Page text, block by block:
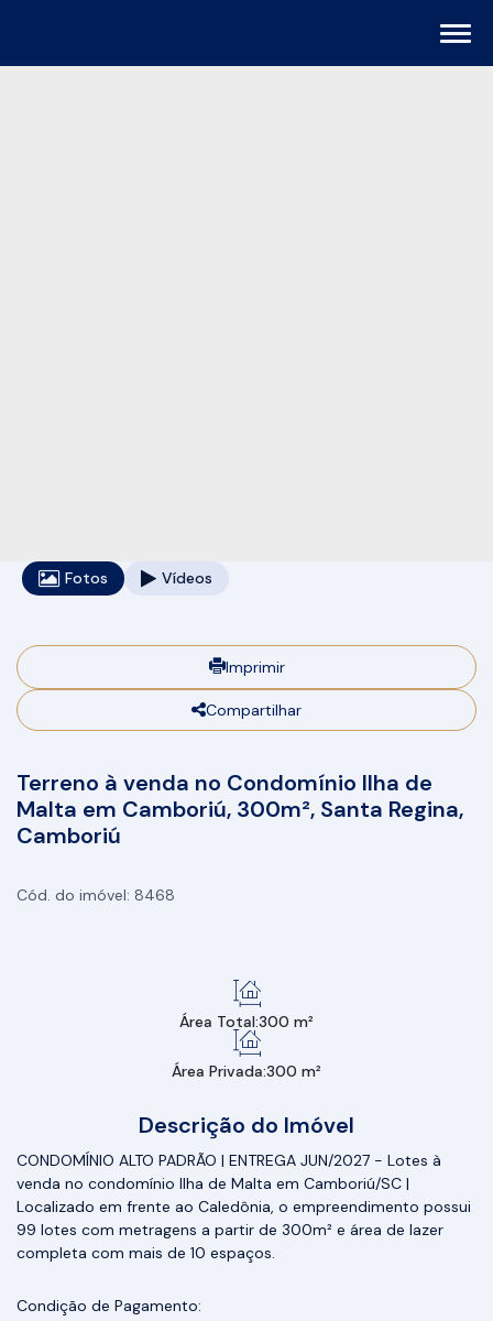
Fotos Vídeos
Imprimir
Compartilhar
Terreno à venda no Condomínio Ilha de
Malta em Camboriú, 300m², Santa Regina,
Camboriú
8468
Área Total:300 m²
Área Privada:300 m²
Descrição do Imóvel
CONDOMÍNIO ALTO PADRÃO | ENTREGA JUN/2027 - Lotes à
venda no condomínio Ilha de Malta em Camboriú/SC |
Localizado em frente ao Caledônia, o empreendimento possui
99 lotes com metragens a partir de 300m² e área de lazer
completa com mais de 10 espaços.
Condição de Pagamento: